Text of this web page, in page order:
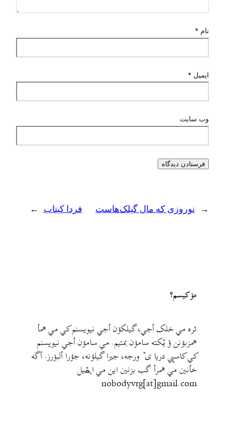
نام *
ایمیل *
وب‌ سایت
← نوروزی که مال گیلک‌هاست فردا کیتاب →
مۊ کيسم؟
ئره مي خلک أجي، گيلکؤن أجي نيويسنم کي مي همأ
همزبؤنن ؤ يٚکته سامؤن بمتيم. مي سامؤن أجي نيويسنم
کي کاسپي دريا ی ٚ ورجه، جيرا گيلؤنه، جؤرا ألبۊرز. أگه
خأنين مي همرأ گب بزنين اين مي ايمٚیل‌ ‌
nobodyvrg[at]gmail.com